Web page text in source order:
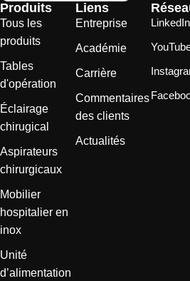
Produits
Tous les
produits
Tables
d'opération
Éclairage
chirugical
Aspirateurs
chirurgicaux
Mobilier
hospitalier en
inox
Unité
d’alimentation
Liens
Entreprise
Académie
Carrière
Commentaires
des clients
Actualités
LinkedIn